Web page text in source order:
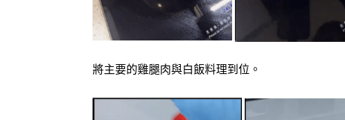
將主要的雞腿肉與白飯料理到位。